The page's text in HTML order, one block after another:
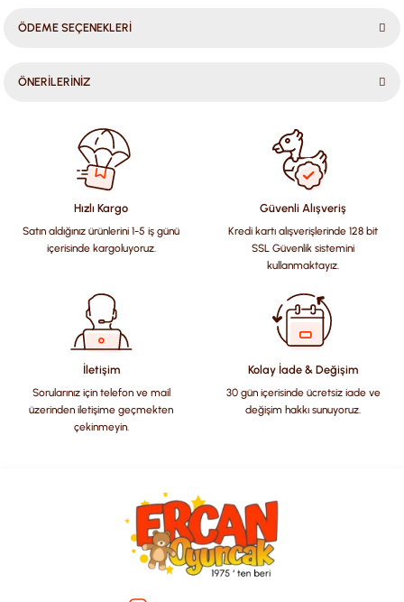
ÖDEME SEÇENEKLERİ
ÖNERİLERİNİZ
konularda yetersiz gördüğünüz noktaları öneri formunu
kullanarak tarafımıza iletebilirsiniz.
Görüş ve önerileriniz için teşekkür ederiz.
Ürün resmi kalitesiz, bozuk veya görüntülenemiyor.
Ürün açıklamasında eksik bilgiler bulunuyor.
Ürün bilgilerinde hatalar bulunuyor.
Ürün fiyatı diğer sitelerden daha pahalı.
Bu ürüne benzer farklı alternatifler olmalı.
Hızlı Kargo
Satın aldığınız ürünlerini 1-5 iş günü
içerisinde kargoluyoruz.
Güvenli Alışveriş
Kredi kartı alışverişlerinde 128 bit
SSL Güvenlik sistemini
kullanmaktayız.
İletişim
Sorularınız için telefon ve mail
üzerinden iletişime geçmekten
çekinmeyin.
Kolay İade & Değişim
30 gün içerisinde ücretsiz iade ve
değişim hakkı sunuyoruz.